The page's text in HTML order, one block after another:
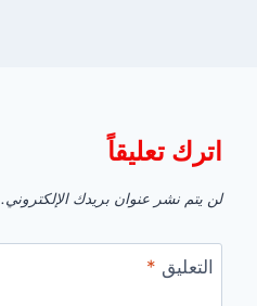
اترك تعليقاً
لن يتم نشر عنوان بريدك الإلكتروني.
التعليق *